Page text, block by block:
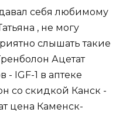
себя любимому
, не могу
слышать такие
Ацетат
IGF-1 в аптеке
со скидкой Канск -
цена Каменск-